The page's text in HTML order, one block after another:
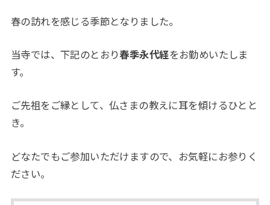
春の訪れを感じる季節となりました。
当寺では、下記のとおり春季永代経をお勤めいたしま
す。
ご先祖をご縁として、仏さまの教えに耳を傾けるひとと
き。
どなたでもご参加いただけますので、お気軽にお参りく
ださい。